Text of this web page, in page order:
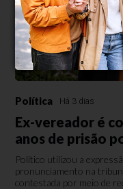
Política Há 3 dias
Ex-vereador é
anos de prisão
Político utilizou a
pronunciamento na
contestada por meio de